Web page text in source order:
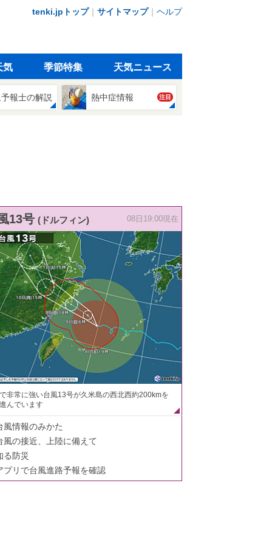
tenki.jpトップ｜ サイトマップ｜ ヘルプ
気 季節特集 天気ニュース
報士の解説 熱中症情報 注目
13号 (ドルフィン) 08日19:00現在
非常に強い台風13号が久米島の西北西約200kmを
んでいます
風情報のみかた
風の接近、上陸に備えて
る防災
プリで台風進路予報を確認